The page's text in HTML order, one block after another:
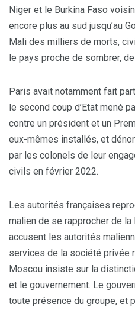
Niger et le Burkina Faso
encore plus au sud jusqu’au
Mali des milliers de morts,
le pays proche de sombrer,
Paris avait notamment fait
le second coup d’Etat mené
contre un président et un
eux-mêmes installés, et
par les colonels de leur
civils en février 2022.
Les autorités françaises
malien de se rapprocher de
accusent les autorités
services de la société privée
Moscou insiste sur la
et le gouvernement. Le
toute présence du groupe, et